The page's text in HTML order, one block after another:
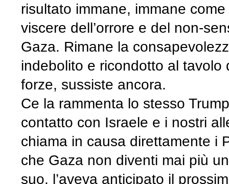
risultato immane, immane
viscere dell’orrore e del non-
Gaza. Rimane la
indebolito e ricondotto al tavolo
forze, sussiste ancora.
Ce la rammenta lo stesso
contatto con Israele e i nostri
chiama in causa direttamente i
che Gaza non diventi mai più
suo, l’aveva anticipato il